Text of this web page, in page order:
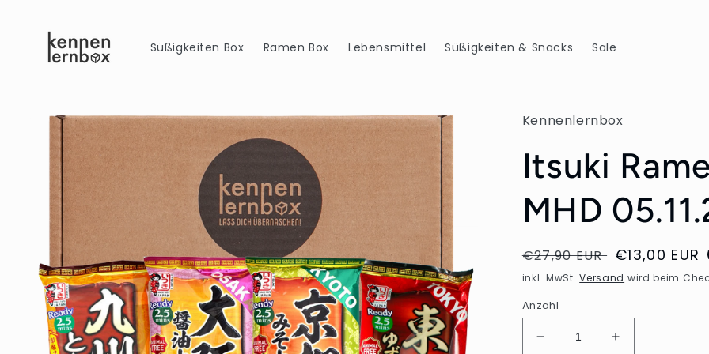
Inhalt
Süßigkeiten Box Ramen Box Lebensmittel Süßigkeiten & Snacks Sale
Produktinformationen
springen
Kennenlernbox
Itsuki
MHD
Normaler
Preis
€27,90 EUR €13,00 EUR
inkl. MwSt.Versand wird beim
Anzahl
Verringere
Erhöhe